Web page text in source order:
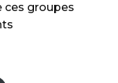
ces groupes